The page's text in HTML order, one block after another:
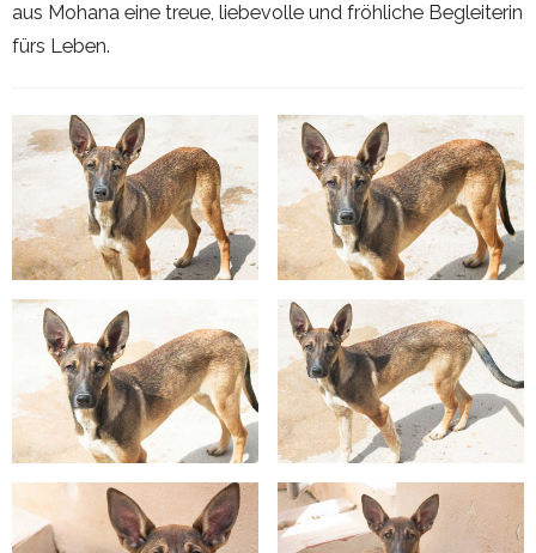
aus Mohana eine treue, liebevolle und fröhliche Begleiterin
fürs Leben.